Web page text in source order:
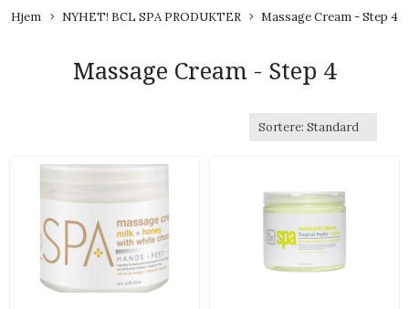
Hjem NYHET! BCL SPA PRODUKTER Massage Cream - Step 4
Massage Cream - Step 4